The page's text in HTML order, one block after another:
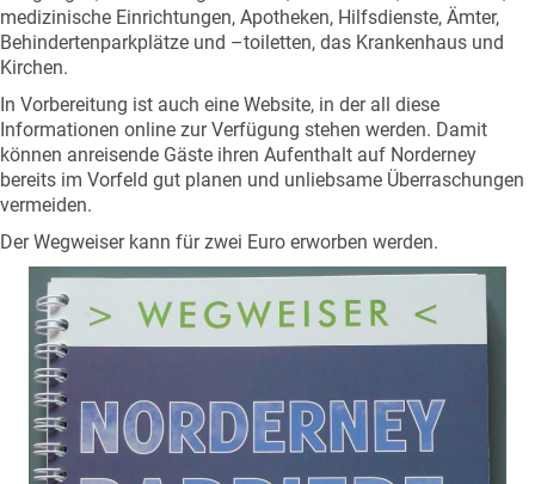
medizinische Einrichtungen, Apotheken, Hilfsdienste, Ämter,
Behindertenparkplätze und –toiletten, das Krankenhaus und
Kirchen.
In Vorbereitung ist auch eine Website, in der all diese
Informationen online zur Verfügung stehen werden. Damit
können anreisende Gäste ihren Aufenthalt auf Norderney
bereits im Vorfeld gut planen und unliebsame Überraschungen
vermeiden.
Der Wegweiser kann für zwei Euro erworben werden.